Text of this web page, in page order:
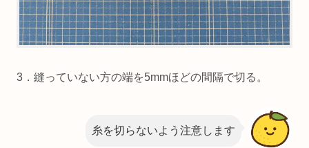
2．ポンポンを半分に折り、端から3mmほど内側をなみ
縫いする。